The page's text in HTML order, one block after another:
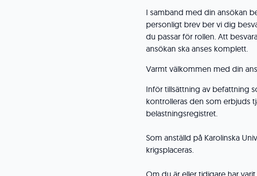
I samband med din ansökan
personligt brev ber vi dig
du passar för rollen. Att
ansökan ska anses komplett.
Varmt välkommen med din
Inför tillsättning av befattning
kontrolleras den som erbjuds
belastningsregistret.
Som anställd på Karolinska
krigsplaceras.
Om du är eller tidigare har